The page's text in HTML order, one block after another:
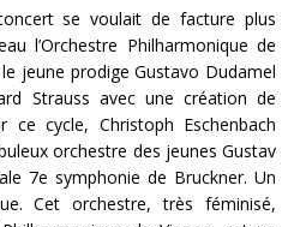
se voulait de facture plus
l’Orchestre Philharmonique de
le jeune prodige Gustavo Dudamel
Strauss avec une création de
ce cycle, Christoph Eschenbach
orchestre des jeunes Gustav
7e symphonie de Bruckner. Un
Cet orchestre, très féminisé,